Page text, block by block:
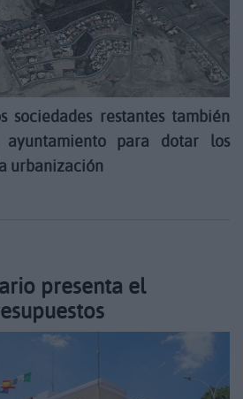
sociedades restantes también
para dotar los
urbanización
presenta el